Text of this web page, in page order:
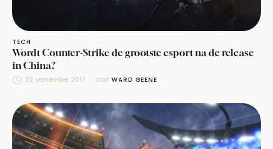
TECH
Wordt Counter-Strike de grootste esport na de release
in China?
22 september 2017 door WARD GEENE